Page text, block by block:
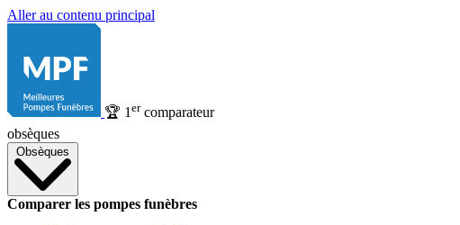
Aller au contenu principal
🏆 1 ercomparateur
obsèques
Obsèques
Comparer les pompes funèbres